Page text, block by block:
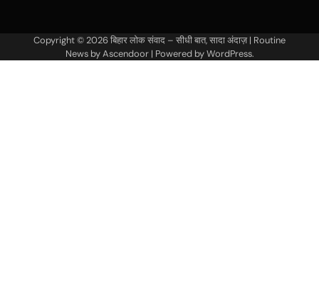
Copyright © 2026बिहार लोक संवाद – सीधी बात, सादा अंदाज़| Routine
News byAscendoor| Powered byWordPress.